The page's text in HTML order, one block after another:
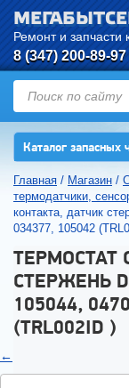
Ремонт и запчасти
8 (347) 200-89-97
Каталог запасных
Главная / Магазин /
термодатчики,
контакта, датчик
034377, 105042
ТЕРМОСТАТ
СТЕРЖЕНЬ
105044,
(TRL002ID )
←